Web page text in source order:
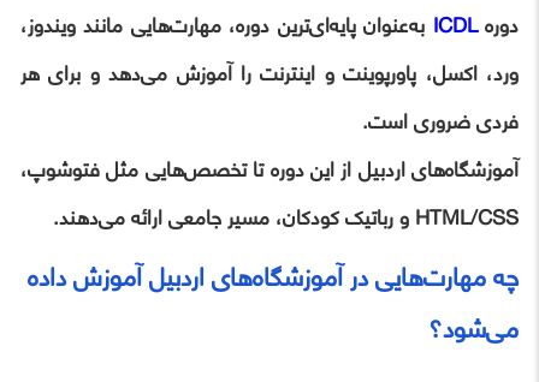
دورهICDL به‌عنوان پایه‌ای‌ترین دوره، مهارت‌هایی مانند ویندوز،
ورد، اکسل، پاورپوینت و اینترنت را آموزش می‌دهد و برای هر
فردی ضروری است.
آموزشگاه‌های اردبیل از این دوره تا تخصص‌هایی مثل فتوشوپ،
HTML/CSS و رباتیک کودکان، مسیر جامعی ارائه می‌دهند.
چه مهارت‌هایی در آموزشگاه‌های اردبیل آموزش داده
می‌شود؟